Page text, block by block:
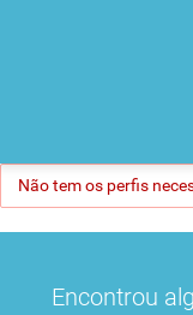
Não tem os perfis
Encontrou